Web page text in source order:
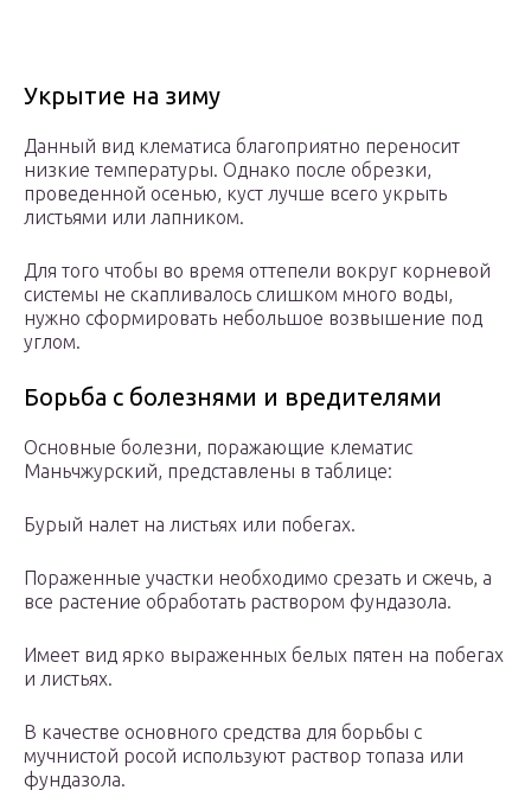
Укрытие на зиму
Данный вид клематиса благоприятно переносит
низкие температуры. Однако после обрезки,
проведенной осенью, куст лучше всего укрыть
листьями или лапником.
Для того чтобы во время оттепели вокруг корневой
системы не скапливалось слишком много воды,
нужно сформировать небольшое возвышение под
углом.
Борьба с болезнями и вредителями
Основные болезни, поражающие клематис
Маньчжурский, представлены в таблице:
Бурый налет на листьях или побегах.
Пораженные участки необходимо срезать и сжечь, а
все растение обработать раствором фундазола.
Имеет вид ярко выраженных белых пятен на побегах
и листьях.
В качестве основного средства для борьбы с
мучнистой росой используют раствор топаза или
фундазола.